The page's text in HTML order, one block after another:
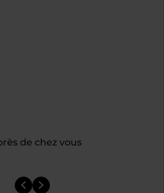
de chez vous